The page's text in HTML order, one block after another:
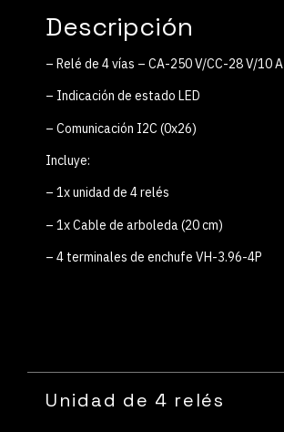
Descripción
– Relé de 4 vías – CA-250 V/CC-28 V/10 A
– Indicación de estado LED
– Comunicación I2C (0x26)
Incluye:
– 1x unidad de 4 relés
– 1x Cable de arboleda (20 cm)
– 4 terminales de enchufe VH-3.96-4P
Unidad de 4 relés